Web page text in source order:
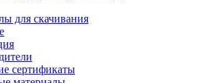
для скачивания
сертификаты